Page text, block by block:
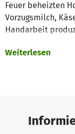
Feuer beheizten
Vorzugsmilch,
Handarbeit
vermarktet.
das sich als
werden wir mit
Handwerkern der
Weiterlesen